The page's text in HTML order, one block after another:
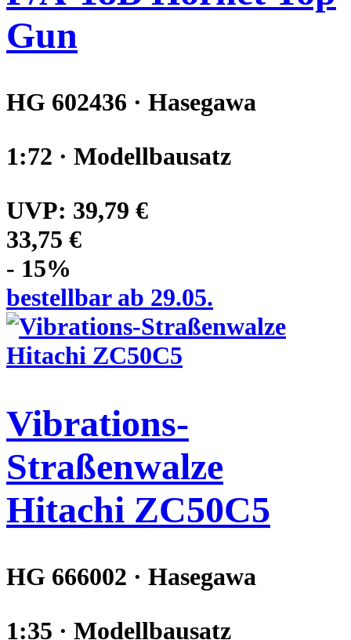
Gun
HG 602436 · Hasegawa
1:72 · Modellbausatz
UVP: 39,79 €
33,75 €
- 15%
bestellbar ab 29.05.
Vibrations-
Straßenwalze
Hitachi ZC50C5
HG 666002 · Hasegawa
1:35 · Modellbausatz